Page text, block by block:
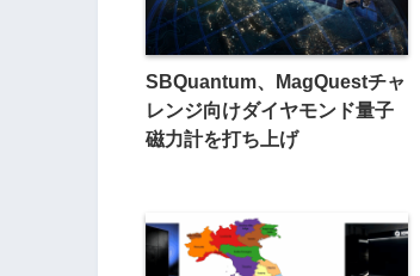
SBQuantum、MagQuestチャ
レンジ向けダイヤモンド量子
磁力計を打ち上げ